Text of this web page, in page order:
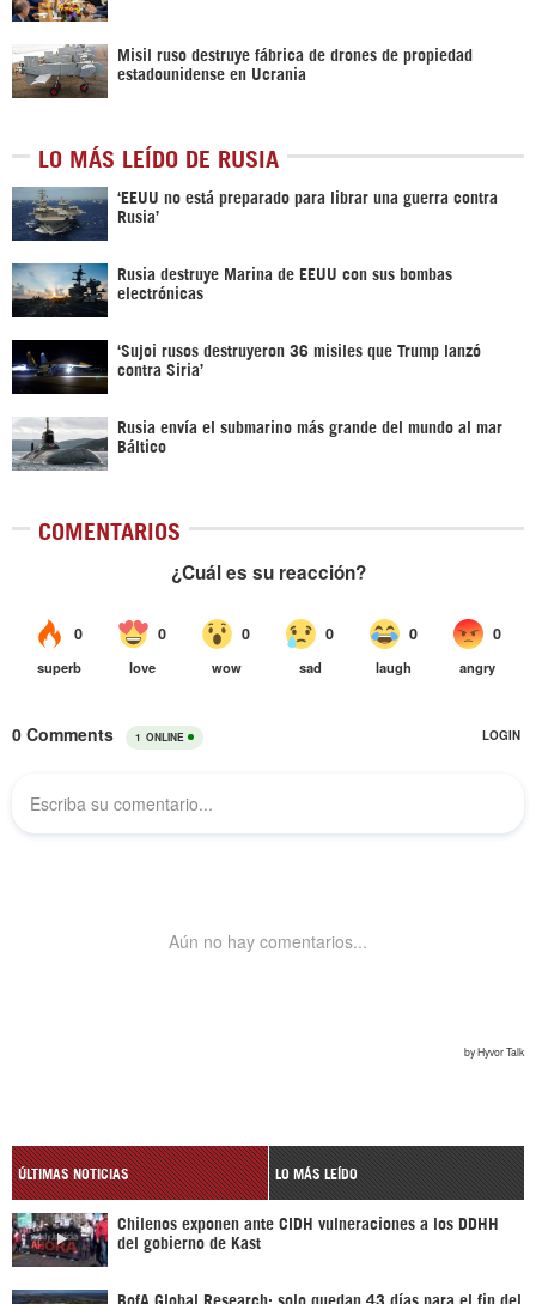
Misil ruso destruye fábrica de drones de propiedad
estadounidense en Ucrania
LO MÁS LEÍDO DE RUSIA
‘EEUU no está preparado para librar una guerra contra
Rusia’
Rusia destruye Marina de EEUU con sus bombas
electrónicas
‘Sujoi rusos destruyeron 36 misiles que Trump lanzó
contra Siria’
Rusia envía el submarino más grande del mundo al mar
Báltico
COMENTARIOS
ÚLTIMAS NOTICIAS LO MÁS LEÍDO
Chilenos exponen ante CIDH vulneraciones a los DDHH
del gobierno de Kast
BofA Global Research: solo quedan 43 días para el fin del